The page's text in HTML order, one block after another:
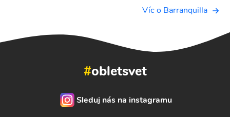
Víc o Barranquilla
#obletsvet
Sleduj nás na instagramu